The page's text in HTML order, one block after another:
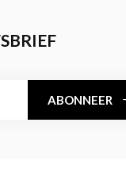
ABONNEER